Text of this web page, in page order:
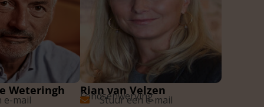
Weteringh
e-mail
Rian van Velzen
Fondsenwerving
Stuur een e-mail